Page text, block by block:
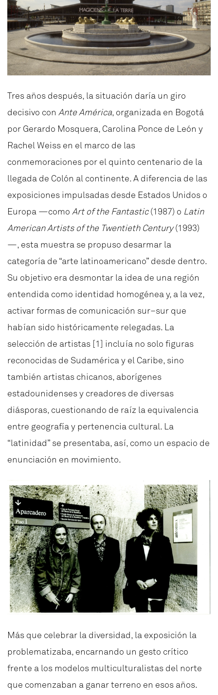
Tres años después, la situación daría un giro
decisivo con Ante América, organizada en Bogotá
por Gerardo Mosquera, Carolina Ponce de León y
Rachel Weiss en el marco de las
conmemoraciones por el quinto centenario de la
llegada de Colón al continente. A diferencia de las
exposiciones impulsadas desde Estados Unidos o
Europa —como Art of the Fantastic(1987) o Latin
American Artists of the Twentieth Century(1993)
—, esta muestra se propuso desarmar la
categoría de “arte latinoamericano” desde dentro.
Su objetivo era desmontar la idea de una región
entendida como identidad homogénea y, a la vez,
activar formas de comunicación sur–sur que
habían sido históricamente relegadas. La
selección de artistas [1] incluía no solo figuras
reconocidas de Sudamérica y el Caribe, sino
también artistas chicanos, aborígenes
estadounidenses y creadores de diversas
diásporas, cuestionando de raíz la equivalencia
entre geografía y pertenencia cultural. La
“latinidad” se presentaba, así, como un espacio de
enunciación en movimiento.
Más que celebrar la diversidad, la exposición la
problematizaba, encarnando un gesto crítico
frente a los modelos multiculturalistas del norte
que comenzaban a ganar terreno en esos años.